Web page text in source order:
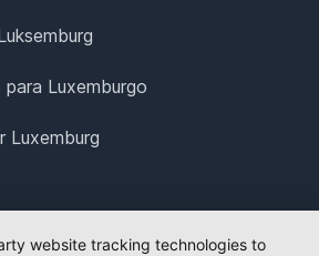
Luxemburgo
Luxemburg
website tracking technologies to